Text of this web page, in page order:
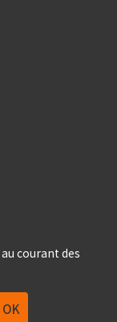
courant des